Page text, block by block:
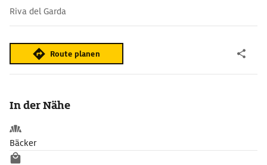
Riva del Garda
Route planen
In der Nähe
Bäcker